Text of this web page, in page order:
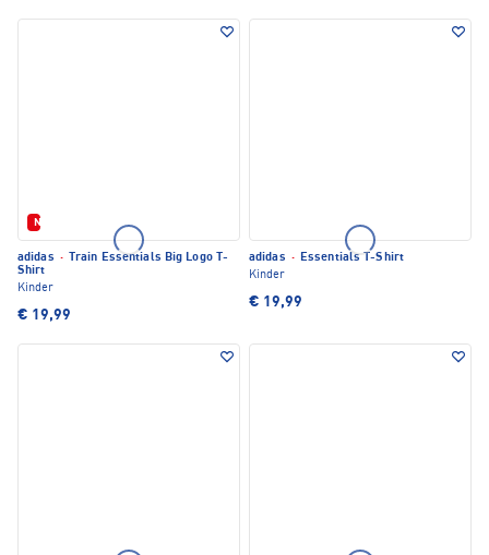
Neu
adidas ·
Train Essentials Big Logo T-
Shirt
Kinder
€ 19,99
adidas · Essentials T-Shirt
Kinder
€ 19,99